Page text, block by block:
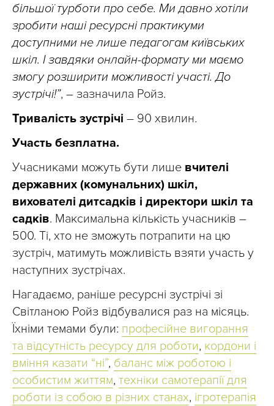
більшої турботи про себе. Ми давно хотіли
зробити наші ресурсні практикуми
доступними не лише педагогам київських
шкіл. І завдяки онлайн-формату ми маємо
змогу розширити можливості участі. До
зустрічі!”, – зазначила Ройз.
Тривалість зустрічі – 90 хвилин.
Участь безплатна.
Учасниками можуть бути лише вчителі
державних (комунальних) шкіл,
вихователі дитсадків і директори шкіл та
садків. Максимальна кількість учасників –
500. Ті, хто не зможуть потрапити на цю
зустріч, матимуть можливість взяти участь у
наступних зустрічах.
Нагадаємо, раніше ресурсні зустрічі зі
Світланою Ройз відбувалися раз на місяць.
Їхніми темами були: професійне вигорання
та відсутність ресурсу для роботи, кордони і
вміння казати “ні”, баланс між роботою і
особистим життям, техніки самотерапії для
роботи із собою в різних станах, ігротерапія